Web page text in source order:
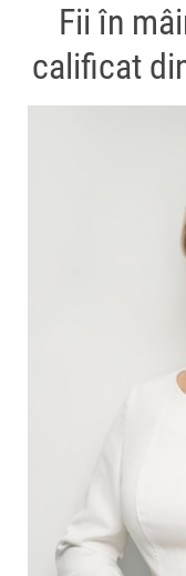
Fii în
calificat